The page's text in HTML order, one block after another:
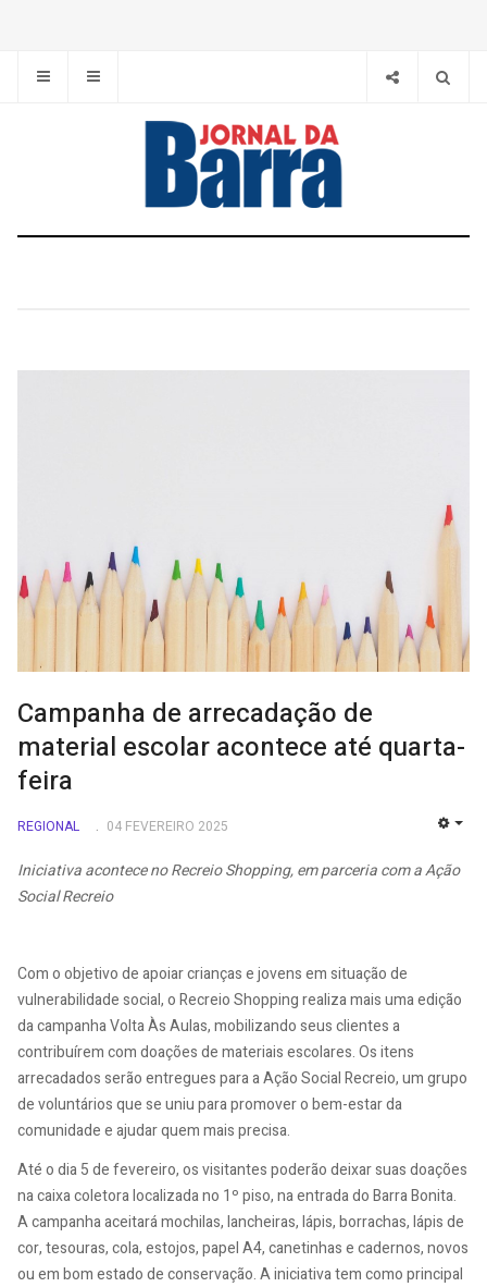
Campanha de arrecadação de
material escolar acontece até quarta-
feira
REGIONAL 04 FEVEREIRO 2025
Iniciativa acontece no Recreio Shopping, em parceria com a Ação
Social Recreio
Com o objetivo de apoiar crianças e jovens em situação de
vulnerabilidade social, o Recreio Shopping realiza mais uma edição
da campanha Volta Às Aulas, mobilizando seus clientes a
contribuírem com doações de materiais escolares. Os itens
arrecadados serão entregues para a Ação Social Recreio, um grupo
de voluntários que se uniu para promover o bem-estar da
comunidade e ajudar quem mais precisa.
Até o dia 5 de fevereiro, os visitantes poderão deixar suas doações
na caixa coletora localizada no 1º piso, na entrada do Barra Bonita.
A campanha aceitará mochilas, lancheiras, lápis, borrachas, lápis de
cor, tesouras, cola, estojos, papel A4, canetinhas e cadernos, novos
ou em bom estado de conservação. A iniciativa tem como principal